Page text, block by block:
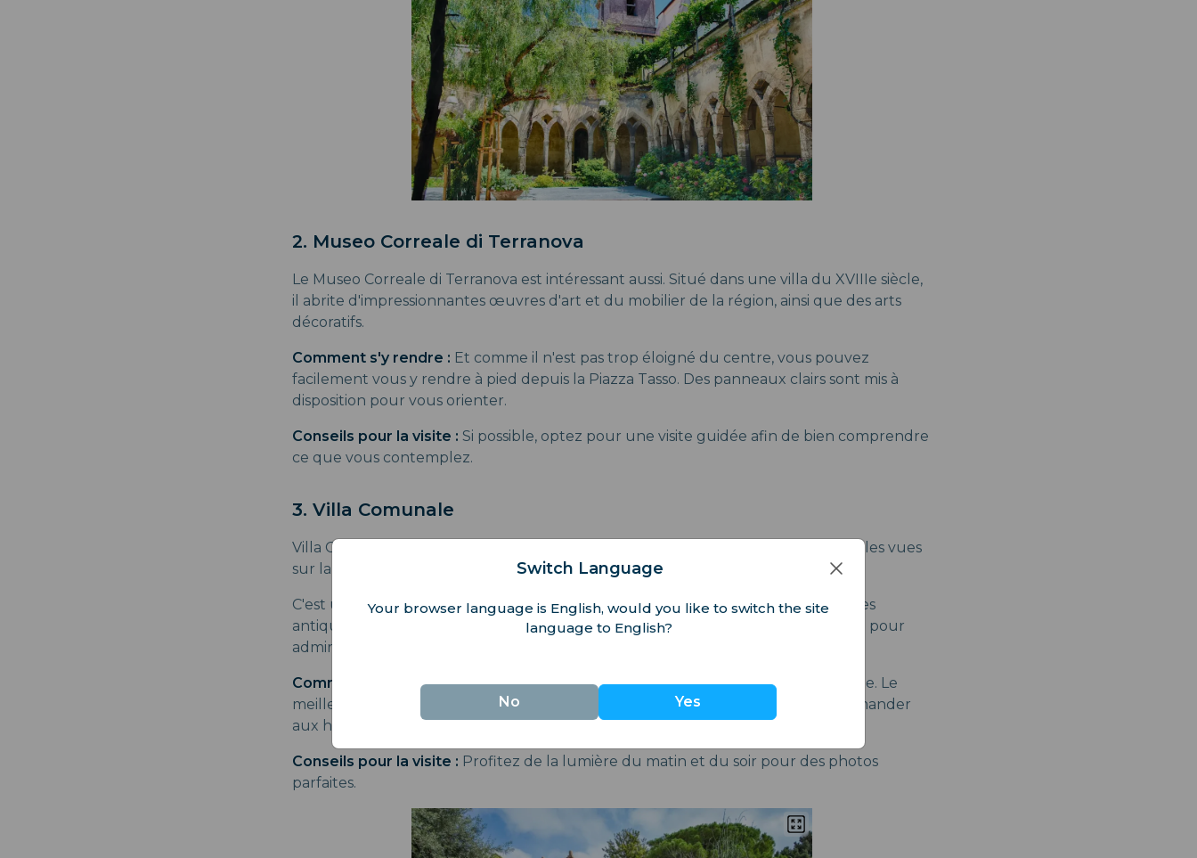
2. Museo Correale di Terranova
Le Museo Correale di Terranova est intéressant aussi. Situé dans une villa du XVIIIe siècle,
il abrite d'impressionnantes œuvres d'art et du mobilier de la région, ainsi que des arts
décoratifs.
Comment s'y rendre : Et comme il n'est pas trop éloigné du centre, vous pouvez
facilement vous y rendre à pied depuis la Piazza Tasso. Des panneaux clairs sont mis à
disposition pour vous orienter.
Conseils pour la visite : Si possible, optez pour une visite guidée afin de bien comprendre
ce que vous contemplez.
3. Villa Comunale
Villa Comunale est un parc verdoyant à Sorrente qui offre certaines des plus belles vues
sur la baie de Naples.
C'est un lieu de promenade agréable, dont le charme est rehaussé par les statues
antiques qui parsèment le parc. C'est un endroit incroyablement paisible et idéal pour
admirer la vue sur la baie et le mont Vésuve, ainsi que les îles environnantes.
Comment s'y rendre :La Villa Comunale se trouve à quelques pas du centre-ville. Le
meilleur moyen de s'y rendre est de suivre les panneaux. Vous pouvez aussi demander
aux habitants.
Conseils pour la visite : Profitez de la lumière du matin et du soir pour des photos
parfaites.
Switch Language
Your browser language is English, would you like to switch the site
language to English?
No Yes